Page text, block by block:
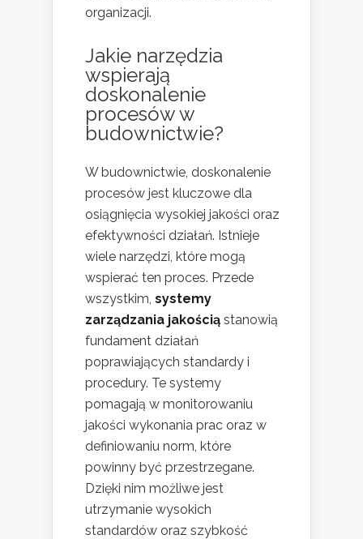
organizacji.
Jakie narzędzia
wspierają
doskonalenie
procesów w
budownictwie?
W budownictwie, doskonalenie
procesów jest kluczowe dla
osiągnięcia wysokiej jakości oraz
efektywności działań. Istnieje
wiele narzędzi, które mogą
wspierać ten proces. Przede
wszystkim, systemy
zarządzania jakością stanowią
fundament działań
poprawiających standardy i
procedury. Te systemy
pomagają w monitorowaniu
jakości wykonania prac oraz w
definiowaniu norm, które
powinny być przestrzegane.
Dzięki nim możliwe jest
utrzymanie wysokich
standardów oraz szybkość